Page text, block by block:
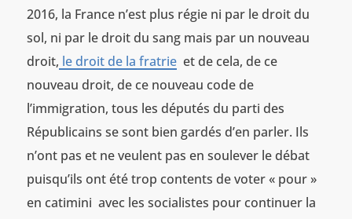
2016, la France n’est plus régie ni par le droit du
sol, ni par le droit du sang mais par un nouveau
droit, le droit de la fratrieet de cela, de ce
nouveau droit, de ce nouveau code de
l’immigration, tous les députés du parti des
Républicains se sont bien gardés d’en parler. Ils
n’ont pas et ne veulent pas en soulever le débat
puisqu’ils ont été trop contents de voter « pour »
en catimini avec les socialistes pour continuer la